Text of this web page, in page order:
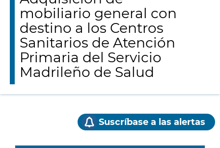
mobiliario general con
destino a los Centros
Sanitarios de Atención
Primaria del Servicio
Madrileño de Salud
Suscríbase a las alertas